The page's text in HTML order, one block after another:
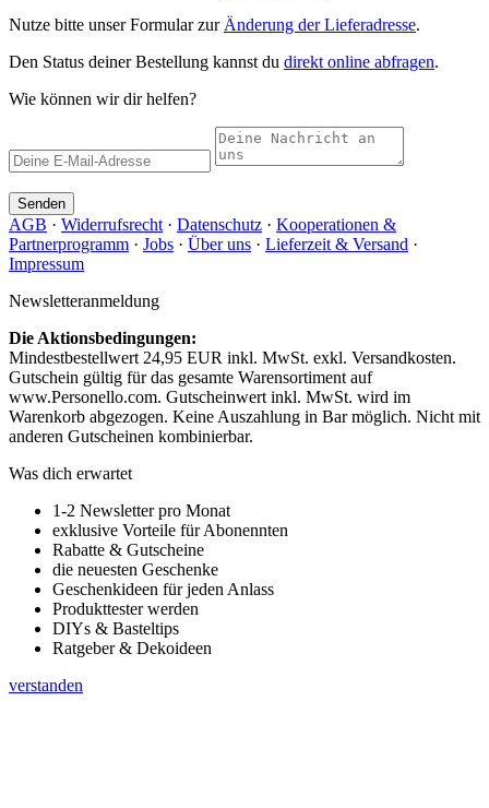
Nutze bitte unser Formular zurÄnderung der Lieferadresse.
Den Status deiner Bestellung kannst du direkt online abfragen.
Wie können wir dir helfen?
Senden
AGB · Widerrufsrecht· Datenschutz · Kooperationen &
Partnerprogramm · Jobs · Über uns · Lieferzeit & Versand ·
Impressum
Newsletteranmeldung
Die Aktionsbedingungen:
Mindestbestellwert 24,95 EUR inkl. MwSt. exkl. Versandkosten.
Gutschein gültig für das gesamte Warensortiment auf
www.Personello.com. Gutscheinwert inkl. MwSt. wird im
Warenkorb abgezogen. Keine Auszahlung in Bar möglich. Nicht mit
anderen Gutscheinen kombinierbar.
Was dich erwartet
1-2 Newsletter pro Monat
exklusive Vorteile für Abonennten
Rabatte & Gutscheine
die neuesten Geschenke
Geschenkideen für jeden Anlass
Produkttester werden
DIYs & Basteltips
Ratgeber & Dekoideen
verstanden